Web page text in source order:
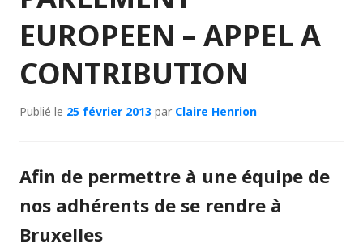
EUROPEEN – APPEL A
CONTRIBUTION
Publié le 25 février 2013 par Claire Henrion
Afin de permettre à une équipe de
nos adhérents de se rendre à
Bruxelles